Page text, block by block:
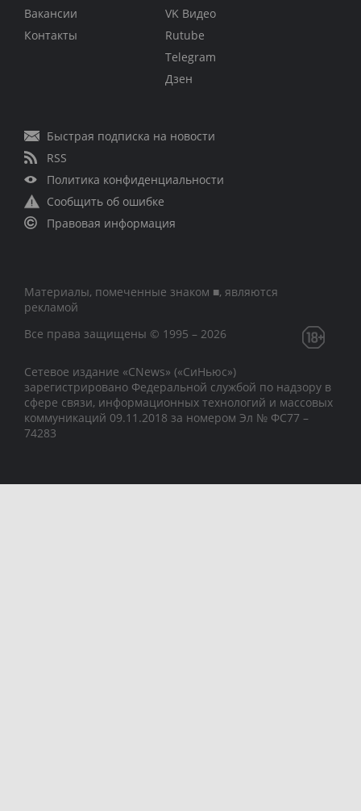
Вакансии
Контакты
VK Видео
Rutube
Telegram
Дзен
Быстрая подписка на новости
RSS
Политика конфиденциальности
Сообщить об ошибке
Правовая информация
Материалы, помеченные знаком ■, являются
рекламой
Все права защищены © 1995 – 2026
Сетевое издание «CNews» («СиНьюс»)
зарегистрировано Федеральной службой по надзору в
сфере связи, информационных технологий и массовых
коммуникаций 09.11.2018 за номером Эл № ФС77 –
74283